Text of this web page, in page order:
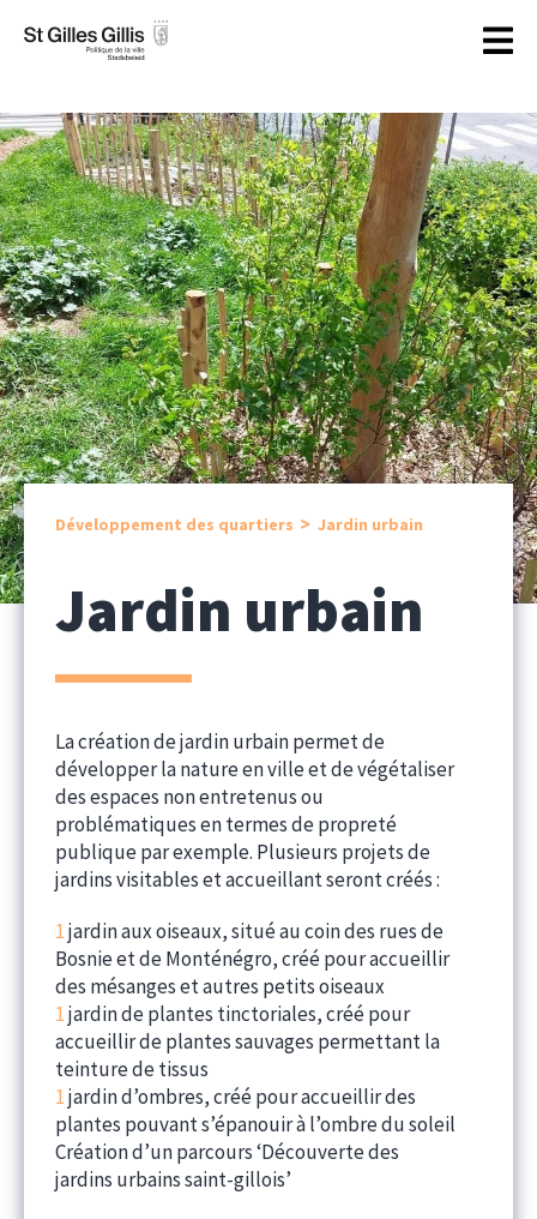
principal
Développement des quartiers > Jardin urbain
Jardin urbain
La création de jardin urbain permet de
développer la nature en ville et de végétaliser
des espaces non entretenus ou
problématiques en termes de propreté
publique par exemple. Plusieurs projets de
jardins visitables et accueillant seront créés :
1jardin aux oiseaux, situé au coin des rues de
Bosnie et de Monténégro, créé pour accueillir
des mésanges et autres petits oiseaux
1jardin de plantes tinctoriales, créé pour
accueillir de plantes sauvages permettant la
teinture de tissus
1jardin d’ombres, créé pour accueillir des
plantes pouvant s’épanouir à l’ombre du soleil
Création d’un parcours ‘Découverte des
jardins urbains saint-gillois’